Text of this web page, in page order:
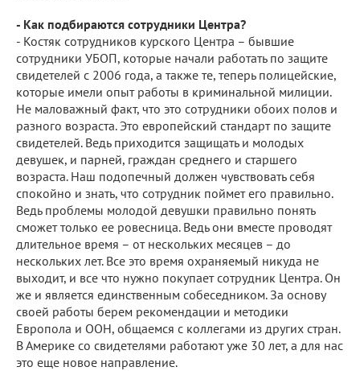
- Как подбираются сотрудники Центра?
- Костяк сотрудников курского Центра – бывшие
сотрудники УБОП, которые начали работать по защите
свидетелей с 2006 года, а также те, теперь полицейские,
которые имели опыт работы в криминальной милиции.
Не маловажный факт, что это сотрудники обоих полов и
разного возраста. Это европейский стандарт по защите
свидетелей. Ведь приходится защищать и молодых
девушек, и парней, граждан среднего и старшего
возраста. Наш подопечный должен чувствовать себя
спокойно и знать, что сотрудник поймет его правильно.
Ведь проблемы молодой девушки правильно понять
сможет только ее ровесница. Ведь они вместе проводят
длительное время – от нескольких месяцев – до
нескольких лет. Все это время охраняемый никуда не
выходит, и все что нужно покупает сотрудник Центра. Он
же и является единственным собеседником. За основу
своей работы берем рекомендации и методики
Европола и ООН, общаемся с коллегами из других стран.
В Америке со свидетелями работают уже 30 лет, а для нас
это еще новое направление.